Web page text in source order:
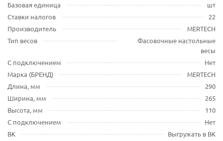
Базовая единица
шт
Ставки налогов
22
Производитель
MERTECH
Тип весов
Фасовочные настольные
весы
С подключением
Нет
Марка (БРЕНД)
MERTECH
Длина, мм
290
Ширина, мм
265
Высота, мм
110
С подключением
Нет
ВК
Выгружать в ВК